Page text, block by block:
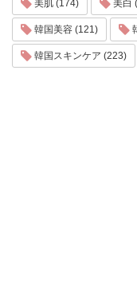
美肌 (174) 美白
韓国美容 (121)
韓国スキンケア (223)